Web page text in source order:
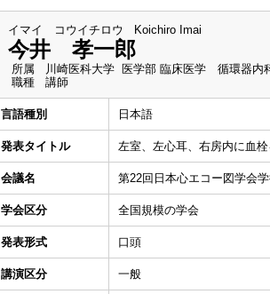
イマイ コウイチロウ Koichiro Imai
今井 孝一郎
所属
川崎医科大学 医学部 臨床医学 循環器内
職種
講師
言語種別 日本語
発表タイトル 左室、左心耳、右房内に血
会議名 第22回日本心エコー図学会
学会区分 全国規模の学会
発表形式 口頭
講演区分 一般